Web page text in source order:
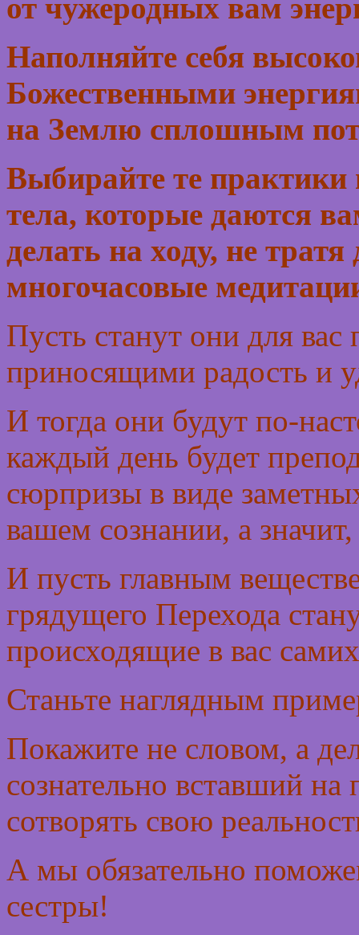
от чужеродных вам
Наполняйте себя
Божественными
на Землю сплошным
Выбирайте те практики
тела, которые даются
делать на ходу, не
многочасовые
Пусть станут они для
приносящими радость и
И тогда они будут по-
каждый день будет
сюрпризы в виде
вашем сознании, а
И пусть главным
грядущего Перехода
происходящие в вас
Станьте наглядным
Покажите не словом, а
сознательно вставший
сотворять свою
А мы обязательно
сестры!